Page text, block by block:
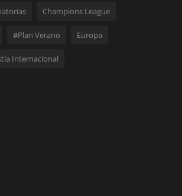
Champions League
#Plan Verano Europa
Internacional